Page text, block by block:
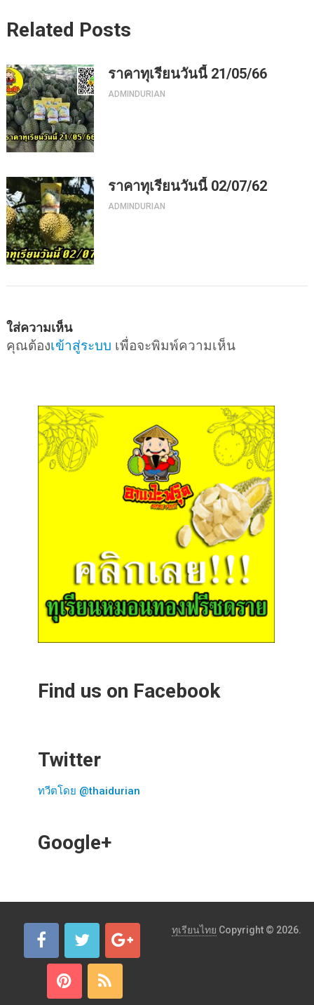
Related Posts
ราคาทุเรียนวันนี้ 21/05/66
ADMINDURIAN
ราคาทุเรียนวันนี้ 02/07/62
ADMINDURIAN
ใส่ความเห็น
คุณต้องเข้าสู่ระบบ เพื่อจะพิมพ์ความเห็น
Find us on Facebook
Twitter
ทวีตโดย @thaidurian
Google+
ทุเรียนไทย Copyright © 2026.